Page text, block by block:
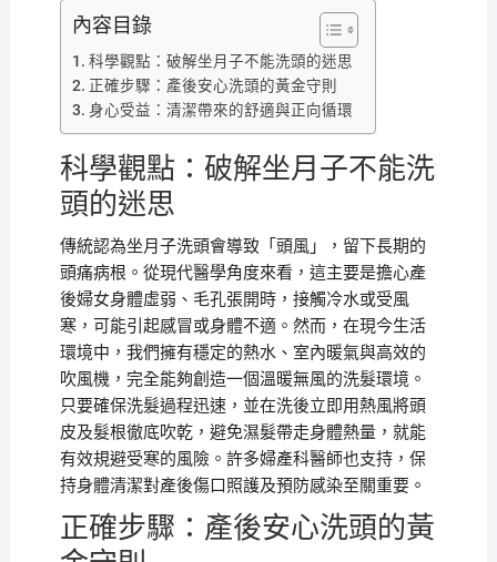
內容目錄
科學觀點：破解坐月子不能洗頭的迷思
正確步驟：產後安心洗頭的黃金守則
身心受益：清潔帶來的舒適與正向循環
科學觀點：破解坐月子不能洗
頭的迷思
傳統認為坐月子洗頭會導致「頭風」，留下長期的
頭痛病根。從現代醫學角度來看，這主要是擔心產
後婦女身體虛弱、毛孔張開時，接觸冷水或受風
寒，可能引起感冒或身體不適。然而，在現今生活
環境中，我們擁有穩定的熱水、室內暖氣與高效的
吹風機，完全能夠創造一個溫暖無風的洗髮環境。
只要確保洗髮過程迅速，並在洗後立即用熱風將頭
皮及髮根徹底吹乾，避免濕髮帶走身體熱量，就能
有效規避受寒的風險。許多婦產科醫師也支持，保
持身體清潔對產後傷口照護及預防感染至關重要。
正確步驟：產後安心洗頭的黃